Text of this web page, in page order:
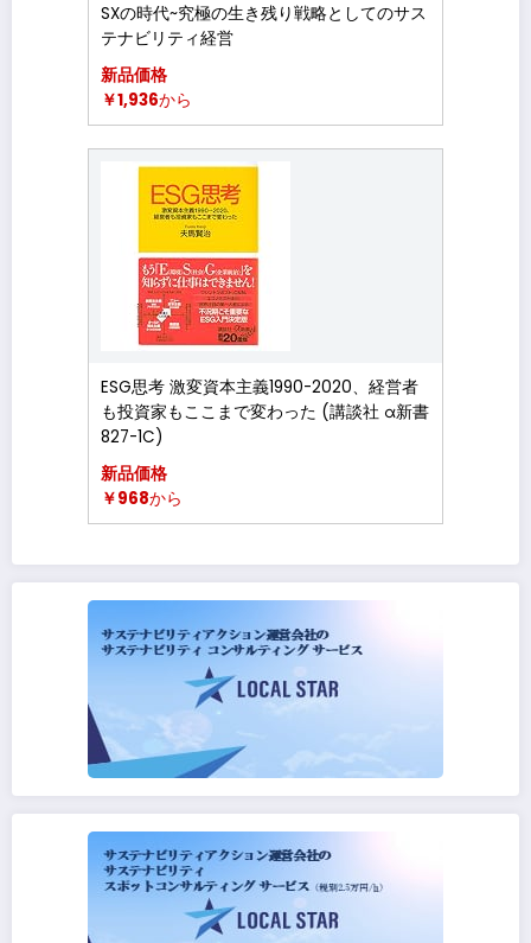
SXの時代~究極の生き残り戦略としてのサス
テナビリティ経営
新品価格
￥1,936から
ESG思考 激変資本主義1990-2020、経営者
も投資家もここまで変わった (講談社 α新書
827-1C)
新品価格
￥968から